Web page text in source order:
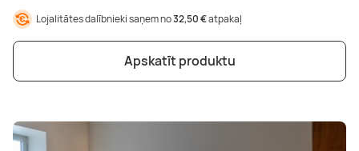
Lojalitātes dalībnieki saņem no32,50 €atpakaļ
Apskatīt produktu